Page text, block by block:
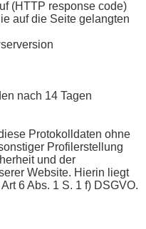
(HTTP response code)
auf die Seite gelangten
nach 14 Tagen
Protokolldaten ohne
Profilerstellung
und der
Website. Hierin liegt
6 Abs. 1 S. 1 f) DSGVO.